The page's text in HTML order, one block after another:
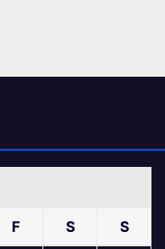
F S S